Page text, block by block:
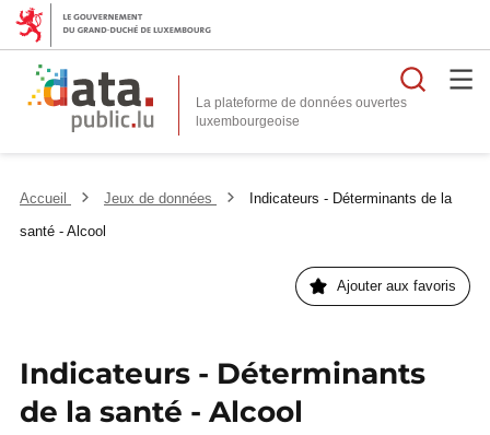
La plateforme de données ouvertes
Accueil Jeux de données
Indicateurs - Déterminants de la
santé - Alcool
Ajouter aux favoris
Indicateurs - Déterminants
de la santé - Alcool